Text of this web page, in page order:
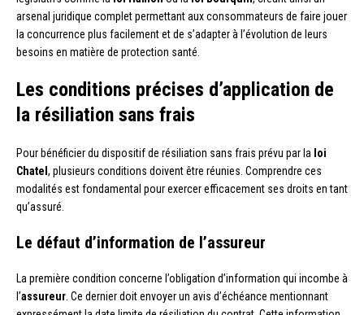
arsenal juridique complet permettant aux consommateurs de faire jouer
la concurrence plus facilement et de s’adapter à l’évolution de leurs
besoins en matière de protection santé.
Les conditions précises d’application de
la résiliation sans frais
Pour bénéficier du dispositif de résiliation sans frais prévu par la loi
Chatel , plusieurs conditions doivent être réunies. Comprendre ces
modalités est fondamental pour exercer efficacement ses droits en tant
qu’assuré.
Le défaut d’information de l’assureur
La première condition concerne l’obligation d’information qui incombe à
l’assureur. Ce dernier doit envoyer un avis d’échéance mentionnant